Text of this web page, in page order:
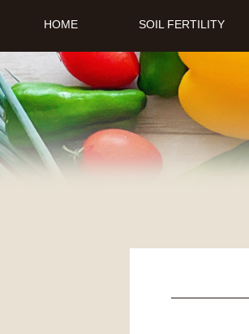
HOME SOIL FERTILITY